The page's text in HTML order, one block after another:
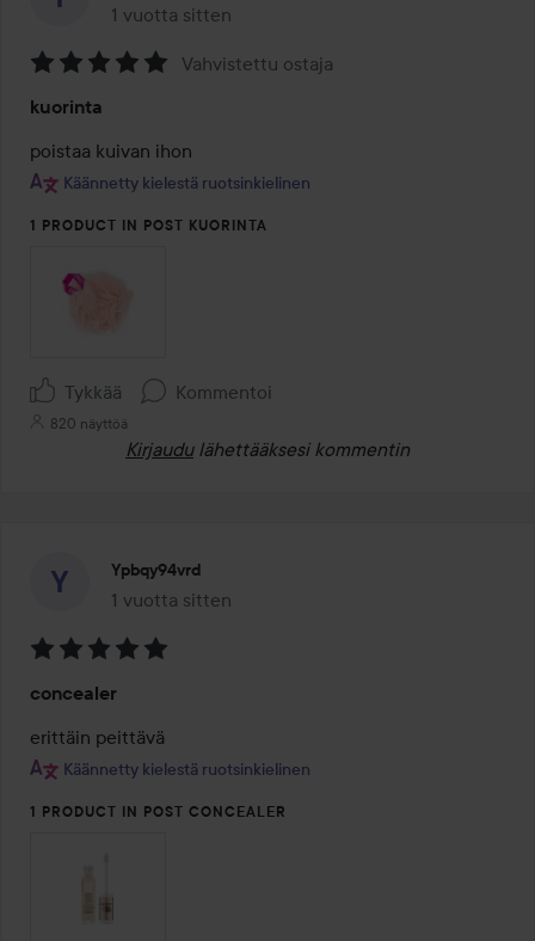
1 vuotta sitten
Viesti luotiin 1 vuotta sitten
5
/
5
Vahvistettu ostaja
kuorinta
poistaa kuivan ihon
Käännetty kielestä ruotsinkielinen
1 PRODUCT IN POST KUORINTA
Tykkää Kommentoi
820 näyttöä
Kirjaudu lähettääksesi kommentin
Ypbqy94vrd
1 vuotta sitten
Viesti luotiin 1 vuotta sitten
5
/
5
concealer
erittäin peittävä
Käännetty kielestä ruotsinkielinen
1 PRODUCT IN POST CONCEALER